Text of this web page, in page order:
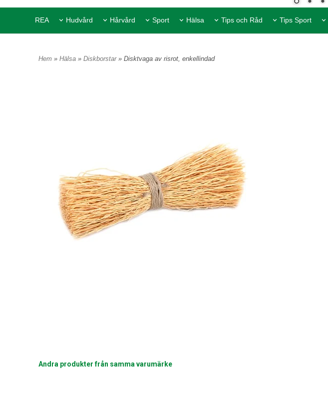
REA Hudvård Hårvård Sport Hälsa Tips och Råd Tips Sport
Hem » Hälsa » Diskborstar » Disktvaga av risrot, enkellindad
Andra produkter från samma varumärke